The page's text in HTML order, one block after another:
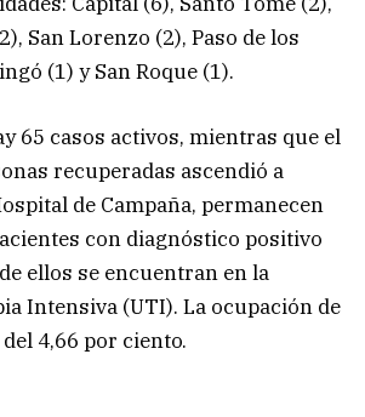
San Lorenzo (2), Paso de los
(1) y San Roque (1).
65 casos activos, mientras que el
recuperadas ascendió a
de Campaña, permanecen
con diagnóstico positivo
ellos se encuentran en la
Intensiva (UTI). La ocupación de
4,66 por ciento.